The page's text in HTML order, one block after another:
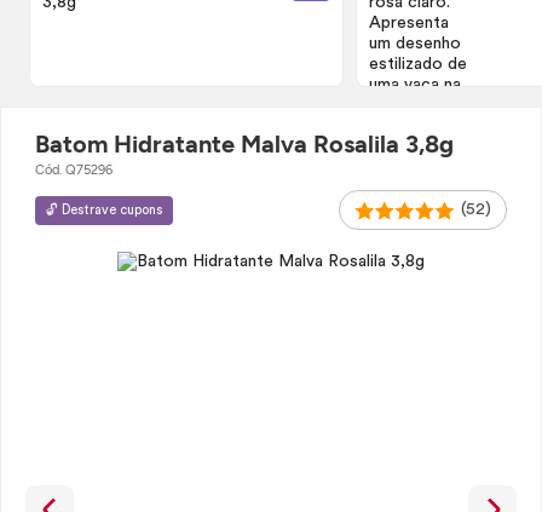
Batom Hidratante Malva Rosalila 3,8g
Cód. Q75296
🔓 Destrave cupons (52)